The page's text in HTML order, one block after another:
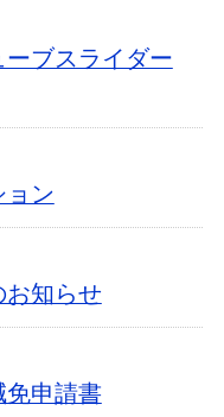
ーブスライダー
ョン
お知らせ
免申請書